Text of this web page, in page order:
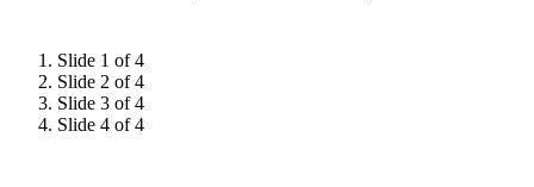
Slide 1 of 4
Slide 2 of 4
Slide 3 of 4
Slide 4 of 4